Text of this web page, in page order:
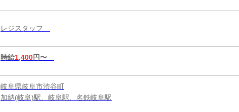
レジスタッフ
時給1,400円〜
岐阜県岐阜市渋谷町
加納(岐阜)駅、岐阜駅、名鉄岐阜駅